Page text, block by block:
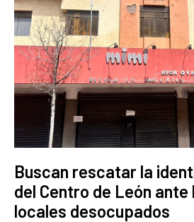
Buscan rescatar la
del Centro de León ante
locales desocupados